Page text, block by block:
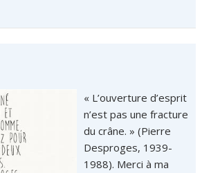
« L’ouverture d’esprit
n’est pas une fracture
du crâne. » (Pierre
Desproges, 1939-
1988). Merci à ma